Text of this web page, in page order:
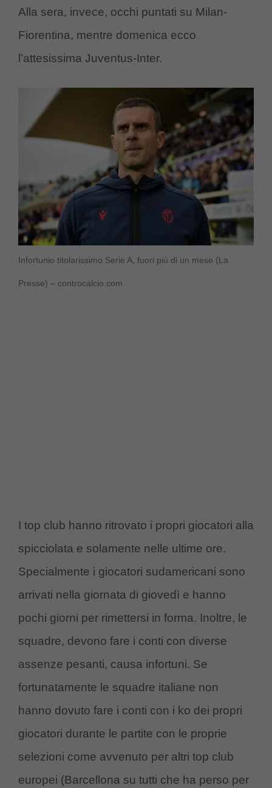
Alla sera, invece, occhi puntati su Milan-
Fiorentina, mentre domenica ecco
l’attesissima Juventus-Inter.
Infortunio titolarissimo Serie A, fuori più di un mese (La
Presse) – controcalcio.com
I top club hanno ritrovato i propri giocatori alla
spicciolata e solamente nelle ultime ore.
Specialmente i giocatori sudamericani sono
arrivati nella giornata di giovedì e hanno
pochi giorni per rimettersi in forma. Inoltre, le
squadre, devono fare i conti con diverse
assenze pesanti, causa infortuni. Se
fortunatamente le squadre italiane non
hanno dovuto fare i conti con i ko dei propri
giocatori durante le partite con le proprie
selezioni come avvenuto per altri top club
europei (Barcellona su tutti che ha perso per